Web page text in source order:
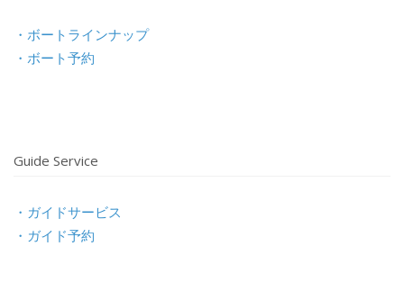
・ボートラインナップ
・ボート予約
Guide Service
・ガイドサービス
・ガイド予約